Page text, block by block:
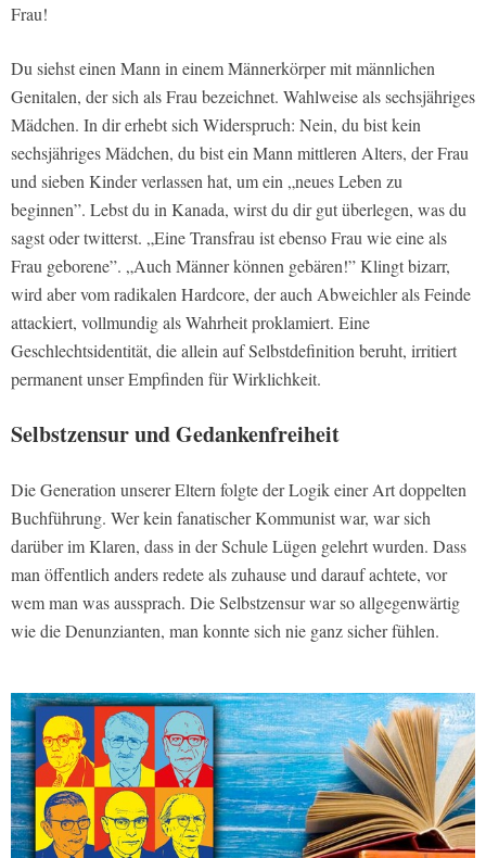
Frau!
Du siehst einen Mann in einem Männerkörper mit männlichen
Genitalen, der sich als Frau bezeichnet. Wahlweise als sechsjähriges
Mädchen. In dir erhebt sich Widerspruch: Nein, du bist kein
sechsjähriges Mädchen, du bist ein Mann mittleren Alters, der Frau
und sieben Kinder verlassen hat, um ein „neues Leben zu
beginnen”. Lebst du in Kanada, wirst du dir gut überlegen, was du
sagst oder twitterst. „Eine Transfrau ist ebenso Frau wie eine als
Frau geborene”. „Auch Männer können gebären!” Klingt bizarr,
wird aber vom radikalen Hardcore, der auch Abweichler als Feinde
attackiert, vollmundig als Wahrheit proklamiert. Eine
Geschlechtsidentität, die allein auf Selbstdefinition beruht, irritiert
permanent unser Empfinden für Wirklichkeit.
Selbstzensur und Gedankenfreiheit
Die Generation unserer Eltern folgte der Logik einer Art doppelten
Buchführung. Wer kein fanatischer Kommunist war, war sich
darüber im Klaren, dass in der Schule Lügen gelehrt wurden. Dass
man öffentlich anders redete als zuhause und darauf achtete, vor
wem man was aussprach. Die Selbstzensur war so allgegenwärtig
wie die Denunzianten, man konnte sich nie ganz sicher fühlen.